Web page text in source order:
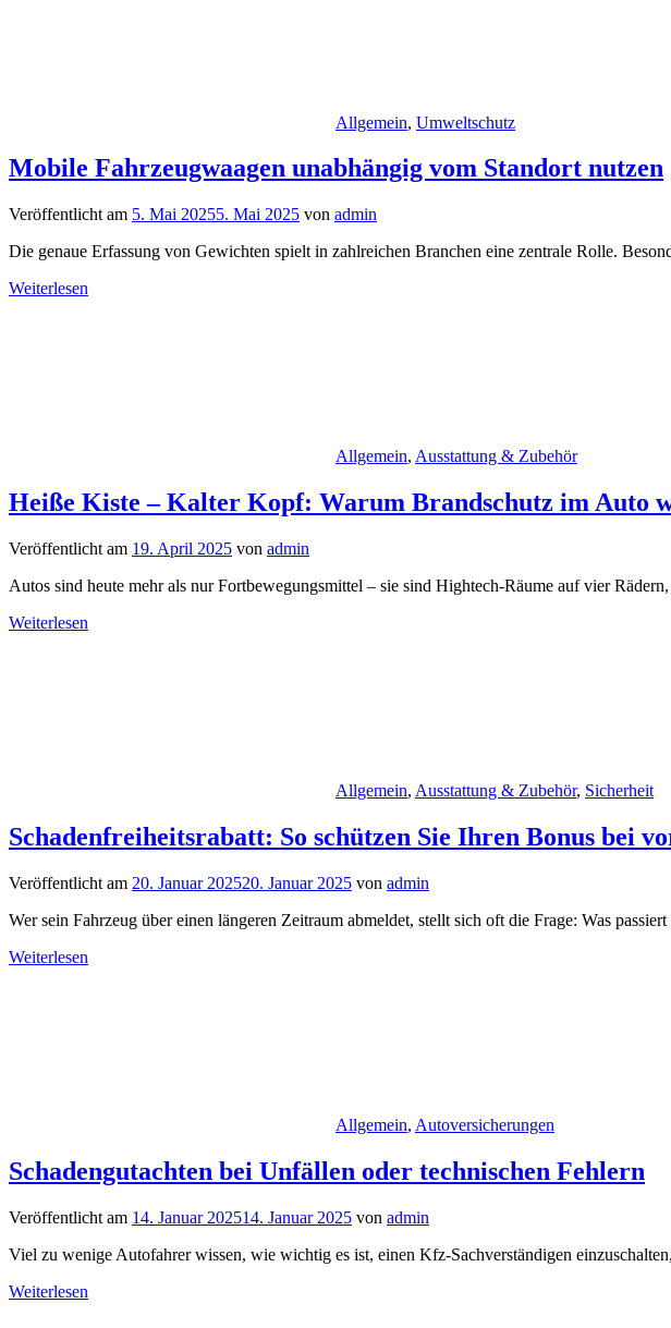
Allgemein, Umweltschutz
Mobile Fahrzeugwaagen unabhängig vom Standort nutzen
Veröffentlicht am 5. Mai 20255. Mai 2025 von admin
Die genaue Erfassung von Gewichten spielt in zahlreichen Branchen eine zentrale Rolle.
Weiterlesen
Allgemein, Ausstattung & Zubehör
Heiße Kiste – Kalter Kopf: Warum Brandschutz im Auto
Veröffentlicht am 19. April 2025 von admin
Autos sind heute mehr als nur Fortbewegungsmittel – sie sind Hightech-Räume auf vier
Weiterlesen
Allgemein, Ausstattung & Zubehör, Sicherheit
Schadenfreiheitsrabatt: So schützen Sie Ihren Bonus bei
Veröffentlicht am 20. Januar 202520. Januar 2025 von admin
Wer sein Fahrzeug über einen längeren Zeitraum abmeldet, stellt sich oft die Frage: Was
Weiterlesen
Allgemein, Autoversicherungen
Schadengutachten bei Unfällen oder technischen Fehlern
Veröffentlicht am 14. Januar 202514. Januar 2025 von admin
Viel zu wenige Autofahrer wissen, wie wichtig es ist, einen Kfz-Sachverständigen
Weiterlesen